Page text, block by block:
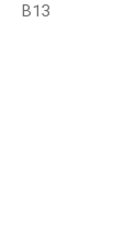
B13